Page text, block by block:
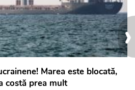
›
Marea este blocată,
costă prea mult